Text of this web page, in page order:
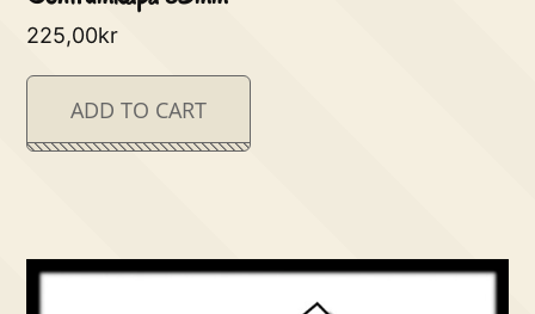
225,00kr
ADD TO CART